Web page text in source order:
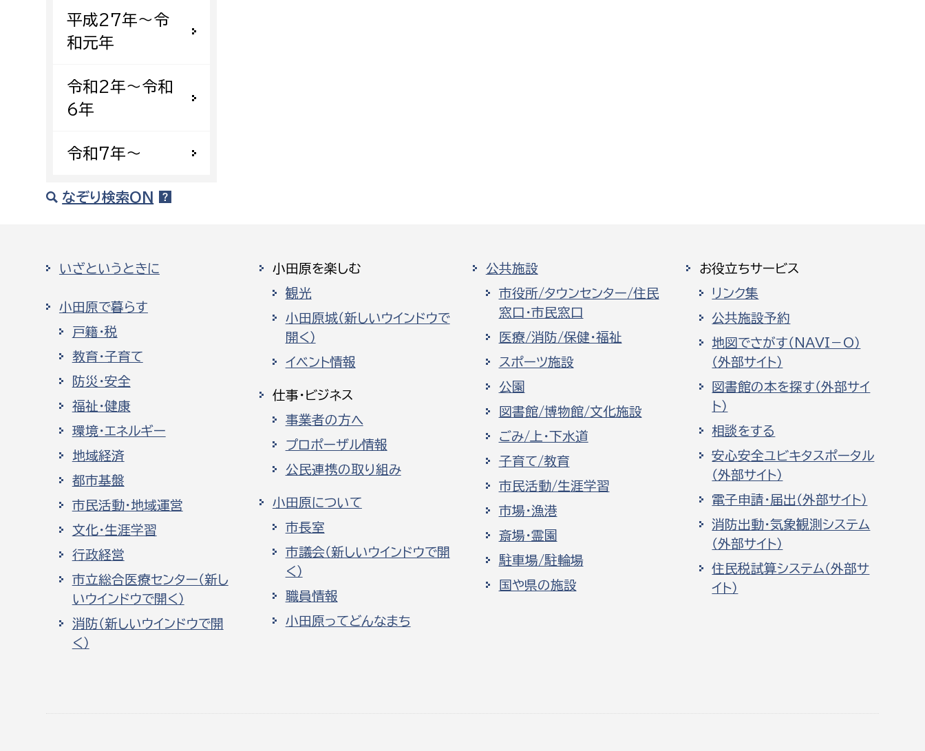
平成27年〜令
和元年
令和2年〜令和
6年
令和7年〜
なぞり検索ON
いざというときに
小田原で暮らす
戸籍・税
教育・子育て
防災・安全
福祉・健康
環境・エネルギー
地域経済
都市基盤
市民活動・地域運営
文化・生涯学習
行政経営
市立総合医療センター（新し
いウインドウで開く）
消防（新しいウインドウで開
く）
小田原を楽しむ
観光
小田原城（新しいウインドウで
開く）
イベント情報
仕事・ビジネス
事業者の方へ
プロポーザル情報
公民連携の取り組み
小田原について
市長室
市議会（新しいウインドウで開
く）
職員情報
小田原ってどんなまち
公共施設
市役所/タウンセンター/住民
窓口・市民窓口
医療/消防/保健・福祉
スポーツ施設
公園
図書館/博物館/文化施設
ごみ/上・下水道
子育て/教育
市民活動/生涯学習
市場・漁港
斎場・霊園
駐車場/駐輪場
国や県の施設
お役立ちサービス
リンク集
公共施設予約
地図でさがす（NAVI－O）
（外部サイト）
図書館の本を探す（外部サイ
ト）
相談をする
安心安全ユビキタスポータル
（外部サイト）
電子申請・届出（外部サイト）
消防出動・気象観測システム
（外部サイト）
住民税試算システム（外部サ
イト）